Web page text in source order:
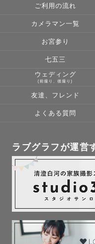
ご利用の流れ
カメラマン一覧
お宮参り
七五三
ウェディング
(前撮り、後撮り)
友達、フレンド
よくある質問
ラブグラフが運営